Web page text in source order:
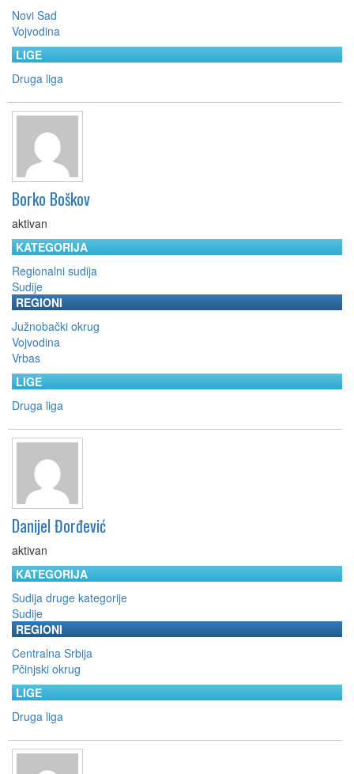
Novi Sad
Vojvodina
LIGE
Druga liga
Borko Boškov
aktivan
KATEGORIJA
Regionalni sudija
Sudije
REGIONI
Južnobački okrug
Vojvodina
Vrbas
LIGE
Druga liga
Danijel Đorđević
aktivan
KATEGORIJA
Sudija druge kategorije
Sudije
REGIONI
Centralna Srbija
Pčinjski okrug
LIGE
Druga liga